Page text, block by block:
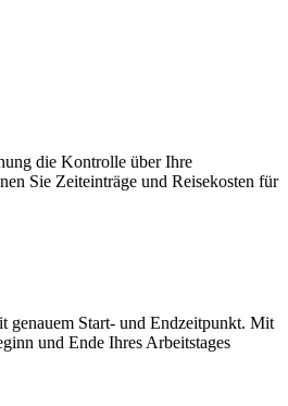
die Kontrolle über Ihre
Sie Zeiteinträge und Reisekosten für
genauem Start- und Endzeitpunkt. Mit
und Ende Ihres Arbeitstages